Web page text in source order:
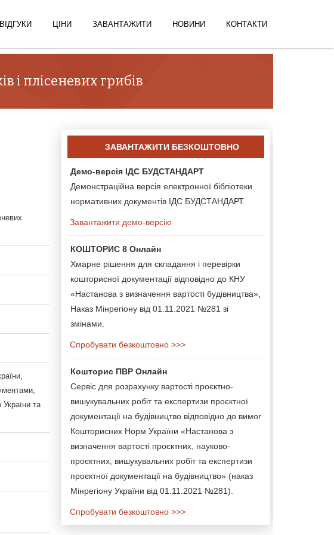
ВІДГУКИ ЦІНИ ЗАВАНТАЖИТИ НОВИНИ КОНТАКТИ
і плісеневих грибів
України та
ЗАВАНТАЖИТИ БЕЗКОШТОВНО
Демо-версія ІДС БУДСТАНДАРТ
Демонстраційна версія електронної бібліотеки
нормативних документів ІДС БУДСТАНДАРТ.
Завантажити демо-версію
КОШТОРИС 8 Онлайн
Хмарне рішення для складання і перевірки
кошторисної документації відповідно до КНУ
«Настанова з визначення вартості будівництва»,
Наказ Мінрегіону від 01.11.2021 №281 зі
змінами.
Спробувати безкоштовно >>>
Кошторис ПВР Онлайн
Сервіс для розрахунку вартості проєктно-
вишукувальних робіт та експертизи проєктної
документації на будівництво відповідно до вимог
Кошторисних Норм України «Настанова з
визначення вартості проєктних, науково-
проєктних, вишукувальних робіт та експертизи
проєктної документації на будівництво» (наказ
Мінрегіону України від 01.11.2021 №281).
Спробувати безкоштовно >>>